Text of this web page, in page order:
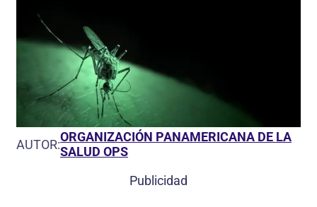
AUTOR:ORGANIZACIÓN PANAMERICANA DE LA
SALUD OPS
Publicidad